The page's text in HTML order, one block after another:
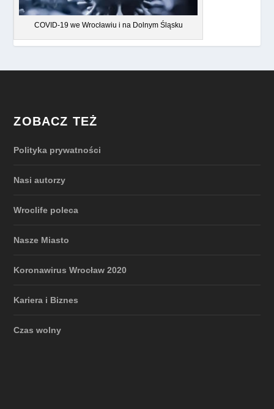
COVID-19 we Wrocławiu i na Dolnym Śląsku
ZOBACZ TEŻ
Polityka prywatności
Nasi autorzy
Wroclife poleca
Nasze Miasto
Koronawirus Wrocław 2020
Kariera i Biznes
Czas wolny